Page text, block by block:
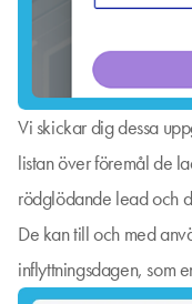
Vi skickar dig dessa
listan över föremål de
rödglödande lead och
De kan till och med
inflyttningsdagen, som